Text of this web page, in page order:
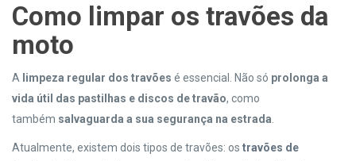
Como limpar os travões da
moto
A limpeza regular dos travões é essencial. Não só prolonga a
vida útil das pastilhas e discos de travão, como
também salvaguarda a sua segurança na estrada
Atualmente, existem dois tipos de travões: os travões de